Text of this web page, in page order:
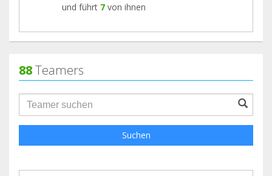
und führt 7 von ihnen
88Teamers
groupProfile.searchForm.search.text???
Suchen